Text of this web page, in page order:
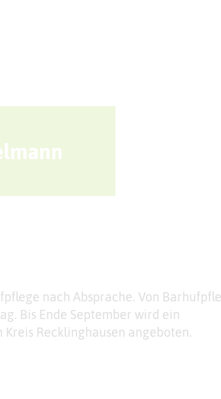
nach Absprache. Von
Bis Ende September wird ein
Recklinghausen angeboten.